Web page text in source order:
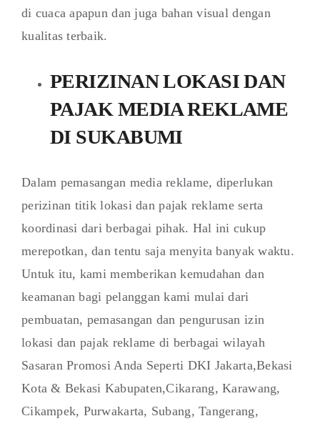
di cuaca apapun dan juga bahan visual dengan
kualitas terbaik.
PERIZINAN LOKASI DAN
PAJAK MEDIA REKLAME
DI SUKABUMI
Dalam pemasangan media reklame, diperlukan
perizinan titik lokasi dan pajak reklame serta
koordinasi dari berbagai pihak. Hal ini cukup
merepotkan, dan tentu saja menyita banyak waktu.
Untuk itu, kami memberikan kemudahan dan
keamanan bagi pelanggan kami mulai dari
pembuatan, pemasangan dan pengurusan izin
lokasi dan pajak reklame di berbagai wilayah
Sasaran Promosi Anda Seperti DKI Jakarta,Bekasi
Kota & Bekasi Kabupaten,Cikarang, Karawang,
Cikampek, Purwakarta, Subang, Tangerang,